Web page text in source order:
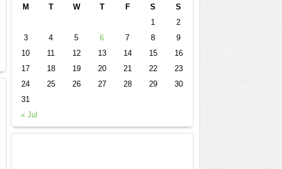
M T W T F S S
« Jul
1
2
3
4 5 6 7 8
9
10
11 12 13 14 15
16
17
18 19 20 21 22
23
24
25 26 27 28 29
30
31